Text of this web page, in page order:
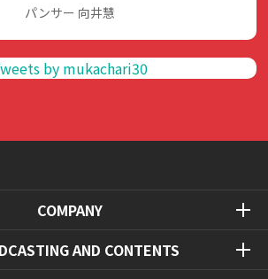
パンサー 向井慧
by mukachari30
COMPANY
AND CONTENTS